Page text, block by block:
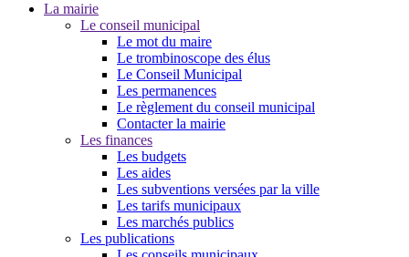
La mairie
Le conseil municipal
Le mot du maire
Le trombinoscope des élus
Le Conseil Municipal
Les permanences
Le règlement du conseil municipal
Contacter la mairie
Les finances
Les budgets
Les aides
Les subventions versées par la ville
Les tarifs municipaux
Les marchés publics
Les publications